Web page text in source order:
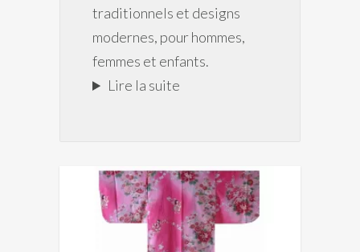
traditionnels et designs
modernes, pour hommes,
femmes et enfants.
Lire la suite